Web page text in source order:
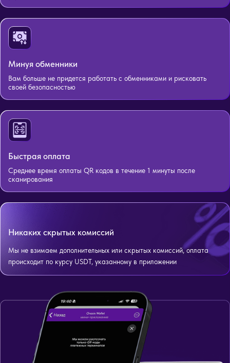
Минуя обменники
Вам больше не придется работать с обменниками и рисковать
своей безопасностью
Быстрая оплата
Среднее время оплаты QR кодов в течение 1 минуты после
сканирования
Никаких скрытых комиссий
Мы не взимаем дополнительных или скрытых комиссий, оплата
происходит по курсу USDT, указанному в приложении